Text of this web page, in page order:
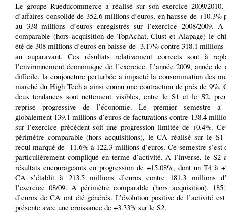
Le groupe Rueducommerce a réalisé sur son exercice 2009/
d’affaires consolidé de 352.6 millions d’euros, en hausse de +10.3%
au 338 millions d’euros enregistrés sur l’exercice 2008/2009.
comparable (hors acquisition de TopAchat, Clust et Alapage) le
été de 308 millions d’euros en baisse de -3.17% contre 318.1 millions
an auparavant. Ces résultats relativement corrects sont à
l’environnement économique de l’exercice. L’année 2009, année
difficile, la conjoncture perturbée a impacté la consommation des
marché du High Tech a ainsi connu une contraction de prés de 9%.
deux tendances sont nettement visibles, entre le S1 et le S2,
reprise progressive de l’économie. Le premier semestre a
globalement 139.1 millions d’euros de facturations contre 138.4
sur l’exercice précèdent soit une progression limitée de +0.4%.
périmètre comparable (hors acquisitions), le CA réalisé sur le S1
recul marqué de -11.6% à 122.3 millions d’euros. Ce semestre s’est
particulièrement compliqué en terme d’activité. A l’inverse, le S2
résultats encourageants en progression de +15.08%, dont un T4 à
CA s’établit à 213.5 millions d’euros contre 181.3 millions
l’exercice 08/09. A périmètre comparable (hors acquisition),
d’euros de CA ont été générés. L’évolution positive de l’activité
présente avec une croissance de +3.33% sur le S2.